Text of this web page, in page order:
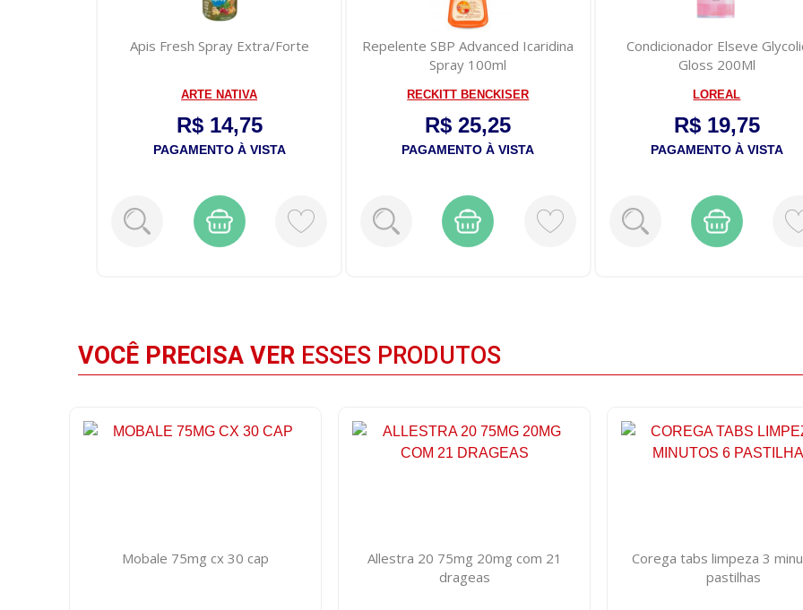
Apis Fresh Spray Extra/Forte
PAGAMENTO À VISTA
Repelente SBP Advanced Icaridina
RECKITT BENCKISER
PAGAMENTO À VISTA
Condicionador Elseve Glycolic
PAGAMENTO À VISTA
VOCÊ PRECISA VER ESSES PRODUTOS
Mobale 75mg cx 30 cap
Allestra 20 75mg 20mg com 21
drageas
Corega tabs limpeza 3
pastilhas